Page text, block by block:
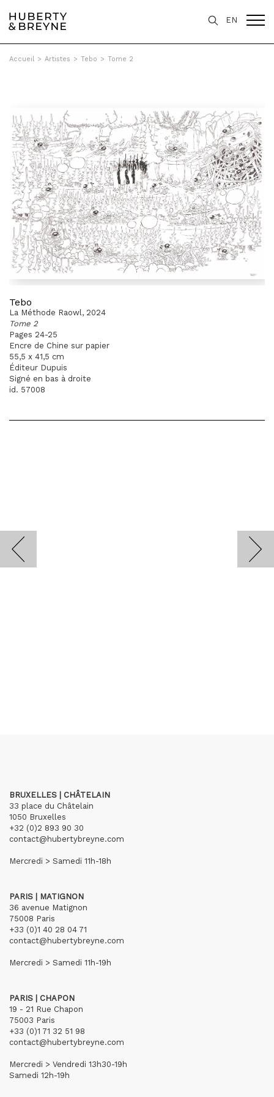
EN
Accueil > Artistes > Tebo > Tome 2
Tebo
La Méthode Raowl, 2024
Tome 2
Pages 24-25
Encre de Chine sur papier
55,5 x 41,5 cm
Éditeur Dupuis
Signé en bas à droite
id. 57008
BRUXELLES | CHÂTELAIN
33 place du Châtelain
1050 Bruxelles
+32 (0)2 893 90 30
contact@hubertybreyne.com
Mercredi > Samedi 11h-18h
PARIS | MATIGNON
36 avenue Matignon
75008 Paris
+33 (0)1 40 28 04 71
contact@hubertybreyne.com
Mercredi > Samedi 11h-19h
PARIS | CHAPON
19 - 21 Rue Chapon
75003 Paris
+33 (0)1 71 32 51 98
contact@hubertybreyne.com
Mercredi > Vendredi 13h30-19h
Samedi 12h-19h